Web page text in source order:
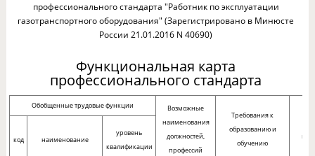
профессионального стандарта "Работник по эксплуатации
газотранспортного оборудования" (Зарегистрировано в Минюсте
России 21.01.2016 N 40690)
Функциональная карта
профессионального стандарта
Обобщенные трудовые функции
Возможные
наименования
должностей,
профессий
Требования к
образованию и
обучению
код наименование
уровень
квалификации